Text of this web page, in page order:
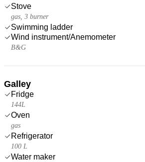
Stove
gas, 3 burner
Swimming ladder
Wind instrument/Anemometer
B&G
Galley
Fridge
144L
Oven
gas
Refrigerator
100 L
Water maker